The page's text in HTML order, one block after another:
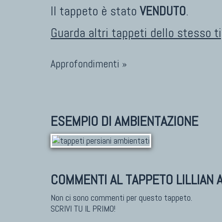
Il tappeto è stato VENDUTO.
Guarda altri tappeti dello stesso
Approfondimenti »
ESEMPIO DI AMBIENTAZIONE
COMMENTI AL TAPPETO LILLIAN
Non ci sono commenti per questo tappeto.
SCRIVI TU IL PRIMO!